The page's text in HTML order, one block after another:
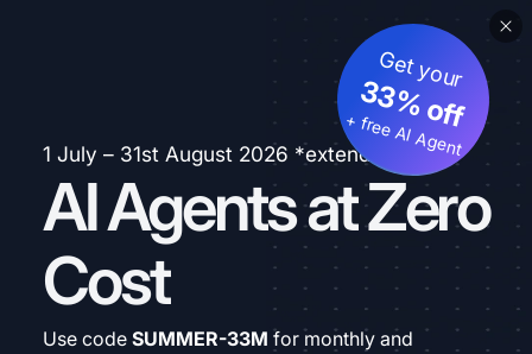
1 July – 31st August 2026 *extended
AI Agents at Zero
Cost
Get your
33% off
+ free AI Agent
Use code SUMMER-33M for monthly and